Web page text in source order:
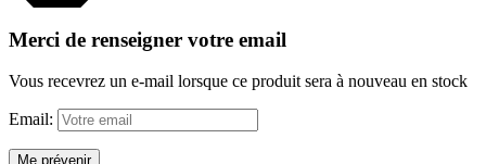
Merci de renseigner votre email
Vous recevrez un e-mail lorsque ce produit sera à nouveau en stock
Email:
Me prévenir